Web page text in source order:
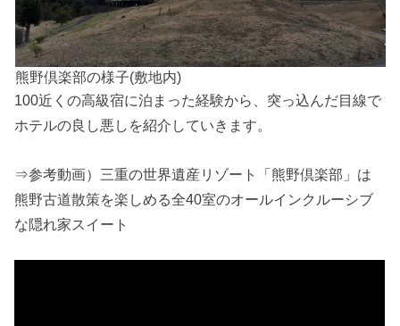
熊野倶楽部の様子(敷地内)
100近くの高級宿に泊まった経験から、突っ込んだ目線で
ホテルの良し悪しを紹介していきます。
⇒参考動画）三重の世界遺産リゾート「熊野倶楽部」は
熊野古道散策を楽しめる全40室のオールインクルーシブ
な隠れ家スイート